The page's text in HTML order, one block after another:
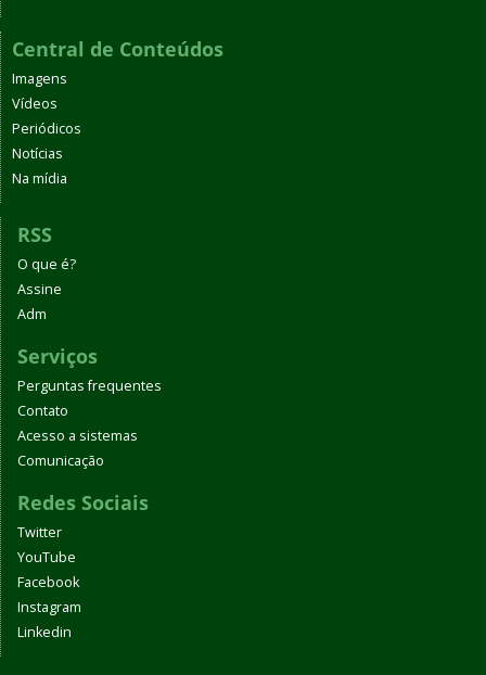
Central de Conteúdos
Imagens
Vídeos
Periódicos
Notícias
Na mídia
RSS
O que é?
Assine
Adm
Serviços
Perguntas frequentes
Contato
Acesso a sistemas
Comunicação
Redes Sociais
Twitter
YouTube
Facebook
Instagram
Linkedin